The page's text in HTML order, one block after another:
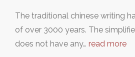
The traditional chinese writing
of over 3000 years. The
does not have any… read more